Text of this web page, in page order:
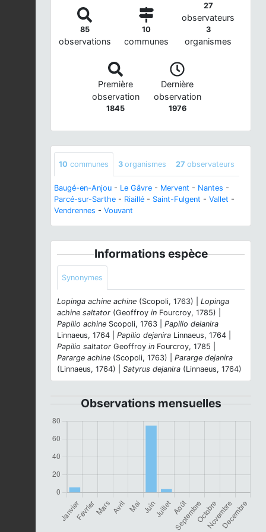
85
observations
10
communes
27
observateurs
3
organismes
Première
observation
1845
Dernière
observation
1976
10 communes 3 organismes 27 observateurs
Baugé-en-Anjou - Le Gâvre - Mervent - Nantes -
Parcé-sur-Sarthe - Riaillé - Saint-Fulgent - Vallet -
Vendrennes - Vouvant
Informations espèce
Synonymes
Lopinga achine achine (Scopoli, 1763) | Lopinga
achine saltator (Geoffroy in Fourcroy, 1785) |
Papilio achine Scopoli, 1763 | Papilio deianira
Linnaeus, 1764 | Papilio dejanira Linnaeus, 1764 |
Papilio saltator Geoffroy in Fourcroy, 1785 |
Pararge achine (Scopoli, 1763) | Pararge dejanira
(Linnaeus, 1764) | Satyrus dejanira (Linnaeus, 1764)
Observations mensuelles